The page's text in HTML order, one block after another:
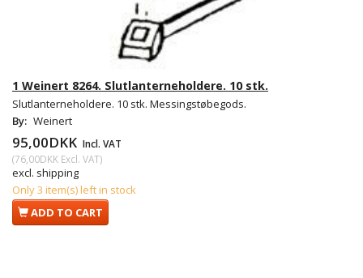
1 Weinert 8264. Slutlanterneholdere. 10 stk.
Slutlanterneholdere. 10 stk. Messingstøbegods.
By: Weinert
95,00DKK Incl. VAT
(76,00DKK Excl. VAT)
excl. shipping
Only 3 item(s) left in stock
ADD TO CART